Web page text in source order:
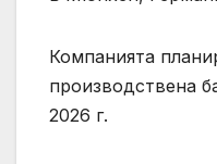
Компанията
производствена
2026 г.